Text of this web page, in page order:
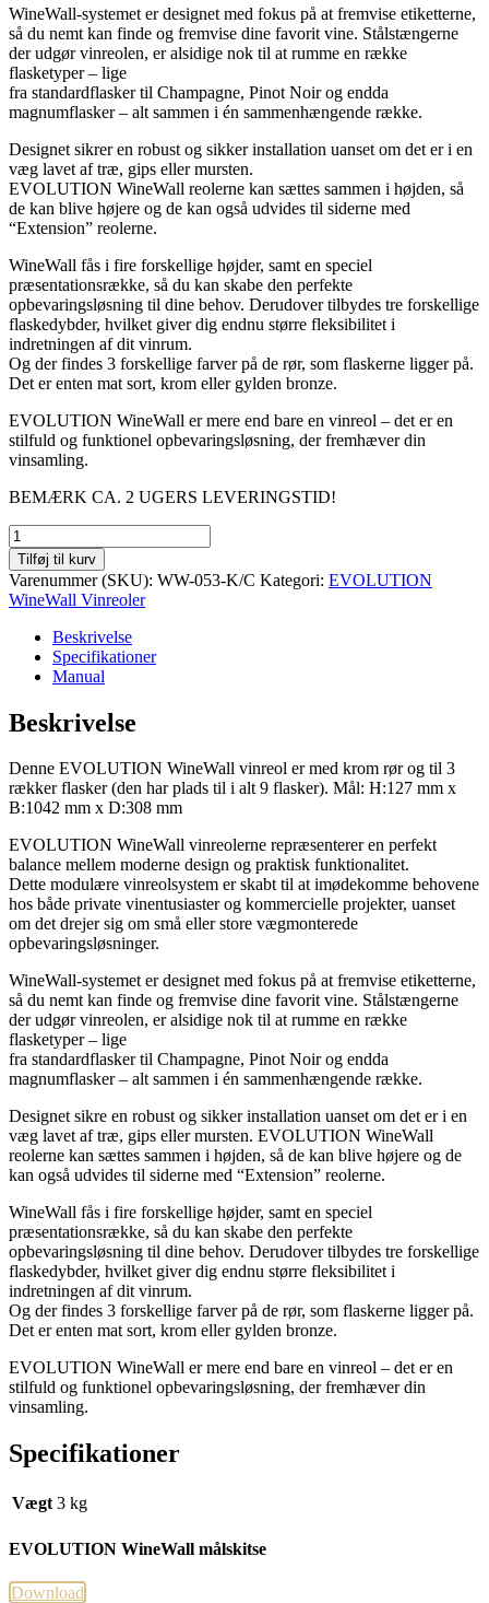
WineWall-systemet er designet med fokus på at fremvise etiketterne,
så du nemt kan finde og fremvise dine favorit vine. Stålstængerne
der udgør vinreolen, er alsidige nok til at rumme en række
flasketyper – lige
fra standardflasker til Champagne, Pinot Noir og endda
magnumflasker – alt sammen i én sammenhængende række.
Designet sikrer en robust og sikker installation uanset om det er i en
væg lavet af træ, gips eller mursten.
EVOLUTION WineWall reolerne kan sættes sammen i højden, så
de kan blive højere og de kan også udvides til siderne med
“Extension” reolerne.
WineWall fås i fire forskellige højder, samt en speciel
præsentationsrække, så du kan skabe den perfekte
opbevaringsløsning til dine behov. Derudover tilbydes tre forskellige
flaskedybder, hvilket giver dig endnu større fleksibilitet i
indretningen af dit vinrum.
Og der findes 3 forskellige farver på de rør, som flaskerne ligger på.
Det er enten mat sort, krom eller gylden bronze.
EVOLUTION WineWall er mere end bare en vinreol – det er en
stilfuld og funktionel opbevaringsløsning, der fremhæver din
vinsamling.
BEMÆRK CA. 2 UGERS LEVERINGSTID!
EVOLUTION
WineWall
9
flasker
(krom
antal
Tilføj til kurv
Varenummer (SKU): WW-053-K/C Kategori: EVOLUTION
WineWall Vinreoler
Beskrivelse
Specifikationer
Manual
Beskrivelse
Denne EVOLUTION WineWall vinreol er med krom rør og til 3
rækker flasker (den har plads til i alt 9 flasker). Mål: H:127 mm x
B:1042 mm x D:308 mm
EVOLUTION WineWall vinreolerne repræsenterer en perfekt
balance mellem moderne design og praktisk funktionalitet.
Dette modulære vinreolsystem er skabt til at imødekomme behovene
hos både private vinentusiaster og kommercielle projekter, uanset
om det drejer sig om små eller store vægmonterede
opbevaringsløsninger.
WineWall-systemet er designet med fokus på at fremvise etiketterne,
så du nemt kan finde og fremvise dine favorit vine. Stålstængerne
der udgør vinreolen, er alsidige nok til at rumme en række
flasketyper – lige
fra standardflasker til Champagne, Pinot Noir og endda
magnumflasker – alt sammen i én sammenhængende række.
Designet sikre en robust og sikker installation uanset om det er i en
væg lavet af træ, gips eller mursten. EVOLUTION WineWall
reolerne kan sættes sammen i højden, så de kan blive højere og de
kan også udvides til siderne med “Extension” reolerne.
WineWall fås i fire forskellige højder, samt en speciel
præsentationsrække, så du kan skabe den perfekte
opbevaringsløsning til dine behov. Derudover tilbydes tre forskellige
flaskedybder, hvilket giver dig endnu større fleksibilitet i
indretningen af dit vinrum.
Og der findes 3 forskellige farver på de rør, som flaskerne ligger på.
Det er enten mat sort, krom eller gylden bronze.
EVOLUTION WineWall er mere end bare en vinreol – det er en
stilfuld og funktionel opbevaringsløsning, der fremhæver din
vinsamling.
Specifikationer
Vægt 3 kg
EVOLUTION WineWall målskitse
Download